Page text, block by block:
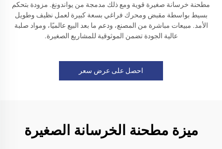
مطحنة خرسانة صغيرة قوية ومع ذلك مدمجة من يواندونغ. مزودة بتحكم
بسيط بواسطة مقبض ومحرك فراغي بسعة كبيرة لعمل نظيف وطويل
الأمد. مبيعات مباشرة من المصنع، ودعم ما بعد البيع عالميًا، ومواد صلبة
عالية الجودة تضمن الموثوقية للمشاريع الصغيرة.
احصل على عرض سعر
ميزة مطحنة الخرسانة الصغيرة